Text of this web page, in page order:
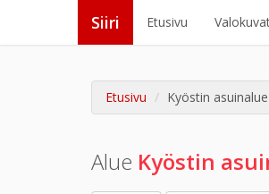
Siiri Etusivu
Etusivu Kyöstin
Alue Kyöstin